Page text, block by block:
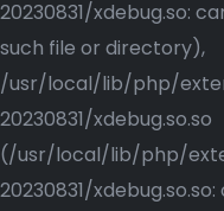
20230831/xdebug.so:
such file or directory),
/usr/local/lib/php/
20230831/xdebug.so.so
(/usr/local/lib/php/
20230831/